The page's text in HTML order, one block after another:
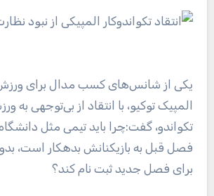
یکی از شانس‌های کسب مدال برای ورزش
المپیک توکیو، با انتقاد از بی‌توجهی به
تکواندو، گفت:چرا باید تیمی مثل
فصل قبل به بازیکنانش بدهکار است،
برای فصل جدید ثبت نام کند؟